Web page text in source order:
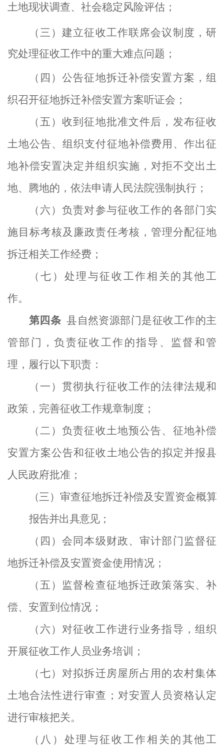
土地现状调查、社会稳定风险评估；
（三）建立征收工作联席会议制度，研
究处理征收工作中的重大难点问题；
（四）公告征地拆迁补偿安置方案，组
织召开征地拆迁补偿安置方案听证会；
（五）收到征地批准文件后，发布征收
土地公告、组织支付征地补偿费用、作出征
地补偿安置决定并组织实施，对拒不交出土
地、腾地的，依法申请人民法院强制执行；
（六）负责对参与征收工作的各部门实
施目标考核及廉政责任考核，管理分配征地
拆迁相关工作经费；
（七）处理与征收工作相关的其他工
作。
第四条 县自然资源部门是征收工作的主
管部门，负责征收工作的指导、监督和管
理，履行以下职责：
（一）贯彻执行征收工作的法律法规和
政策，完善征收工作规章制度；
（二）负责征收土地预公告、 征地补偿
安置方案公告和征收土地公告的拟定并报县
人民政府批准；
（三）审查征地拆迁补偿及安置资金概算
报告并出具意见；
（四）会同本级财政、审计部门监督征
地拆迁补偿及安置资金使用情况；
（五）监督检查征地拆迁政策落实、补
偿、安置到位情况；
（六）对征收工作进行业务指导，组织
开展征收工作人员业务培训；
（七）对拟拆迁房屋所占用的农村集体
土地合法性进行审查 ；对安置人员资格认定
进行审核把关。
（八）处理与征收工作相关的其他工